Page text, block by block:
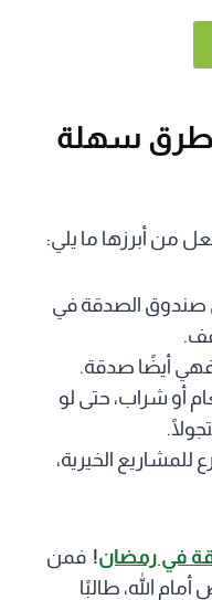
سهلة
من أبرزها ما يلي:
صندوق الصدقة في
فهي أيضًا صدقة.
أو شراب، حتى لو
للمشاريع الخيرية،
في رمضان! فمن
الله، طالبًا